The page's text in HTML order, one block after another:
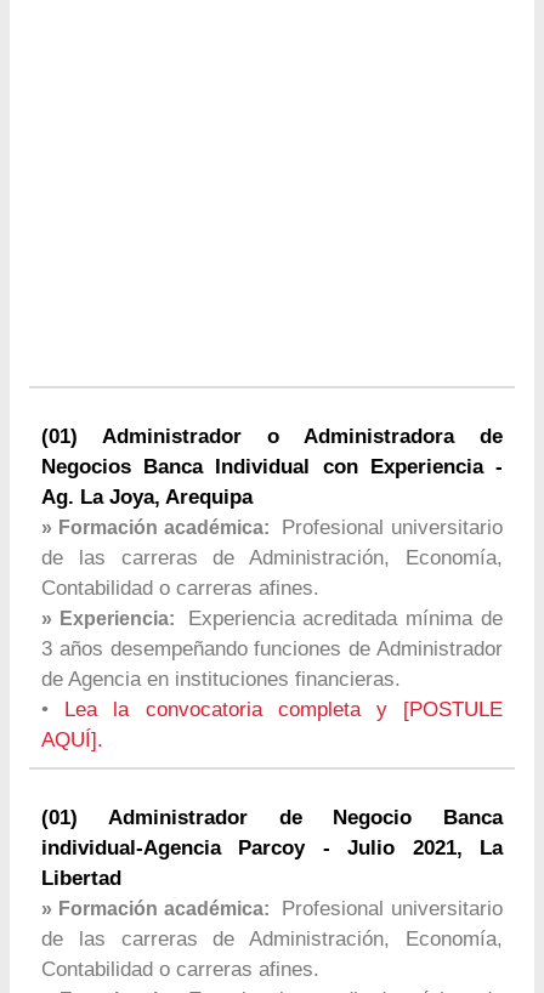
(01) Administrador o Administradora de
Negocios Banca Individual con Experiencia -
Ag. La Joya, Arequipa
» Formación académica:
Profesional universitario
de las carreras de Administración, Economía,
Contabilidad o carreras afines.
» Experiencia:
Experiencia acreditada mínima de
3 años desempeñando funciones de Administrador
de Agencia en instituciones financieras.
•
Lea la convocatoria completa y [POSTULE
AQUÍ].
(01) Administrador de Negocio Banca
individual-Agencia Parcoy - Julio 2021, La
Libertad
» Formación académica:
Profesional universitario
de las carreras de Administración, Economía,
Contabilidad o carreras afines.